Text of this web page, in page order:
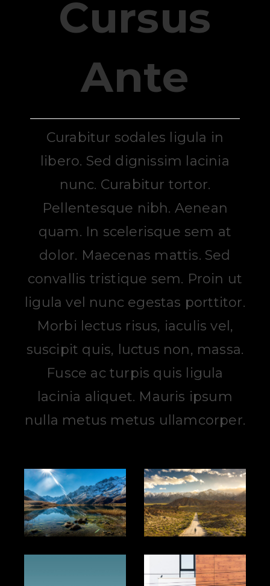
Cursus
Ante
Curabitur sodales ligula in
libero. Sed dignissim lacinia
nunc. Curabitur tortor.
Pellentesque nibh. Aenean
quam. In scelerisque sem at
dolor. Maecenas mattis. Sed
convallis tristique sem. Proin ut
ligula vel nunc egestas porttitor.
Morbi lectus risus, iaculis vel,
suscipit quis, luctus non, massa.
Fusce ac turpis quis ligula
lacinia aliquet. Mauris ipsum
nulla metus metus ullamcorper.